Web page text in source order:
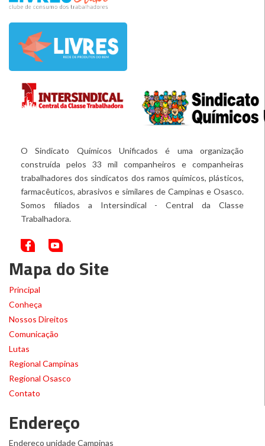
O Sindicato Químicos Unificados é uma organização
construída pelos 33 mil companheiros e companheiras
trabalhadores dos sindicatos dos ramos químicos, plásticos,
farmacêuticos, abrasivos e similares de Campinas e Osasco.
Somos filiados a Intersindical - Central da Classe
Trabalhadora.
Mapa do Site
Principal
Conheça
Nossos Direitos
Comunicação
Lutas
Regional Campinas
Regional Osasco
Contato
Endereço
Endereço unidade Campinas